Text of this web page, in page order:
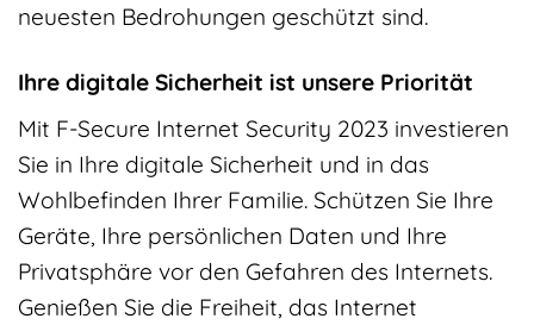
neuesten Bedrohungen geschützt sind.
Ihre digitale Sicherheit ist unsere Priorität
Mit F-Secure Internet Security 2023 investieren
Sie in Ihre digitale Sicherheit und in das
Wohlbefinden Ihrer Familie. Schützen Sie Ihre
Geräte, Ihre persönlichen Daten und Ihre
Privatsphäre vor den Gefahren des Internets.
Genießen Sie die Freiheit, das Internet